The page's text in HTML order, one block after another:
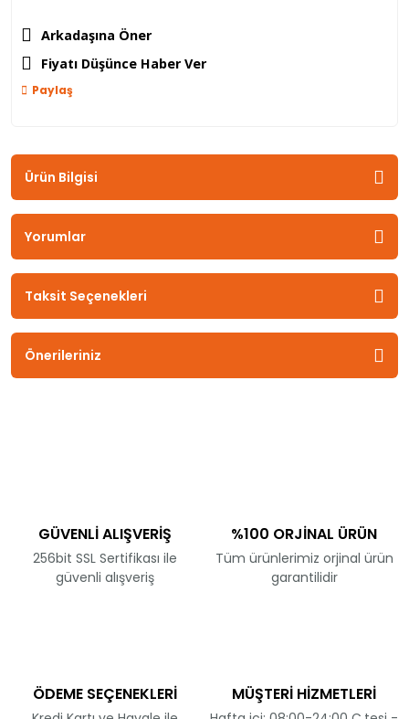
Arkadaşına Öner
Fiyatı Düşünce Haber Ver
Paylaş
Ürün Bilgisi
Yorumlar
Taksit Seçenekleri
Önerileriniz
GÜVENLİ ALIŞVERİŞ
256bit SSL Sertifikası ile
güvenli alışveriş
%100 ORJİNAL ÜRÜN
Tüm ürünlerimiz orjinal ürün
garantilidir
ÖDEME SEÇENEKLERİ MÜŞTERİ HİZMETLERİ